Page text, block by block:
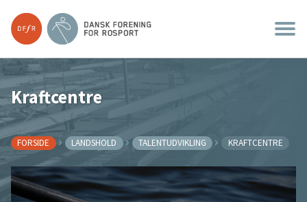
Kraftcentre
FORSIDE LANDSHOLD TALENTUDVIKLING KRAFTCENTRE